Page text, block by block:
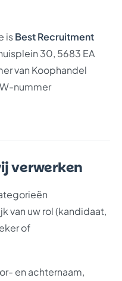
isBest Recruitment
30, 5683 EA
van Koophandel
nummer
verwerken
van uw rol (kandidaat,
of
en achternaam,